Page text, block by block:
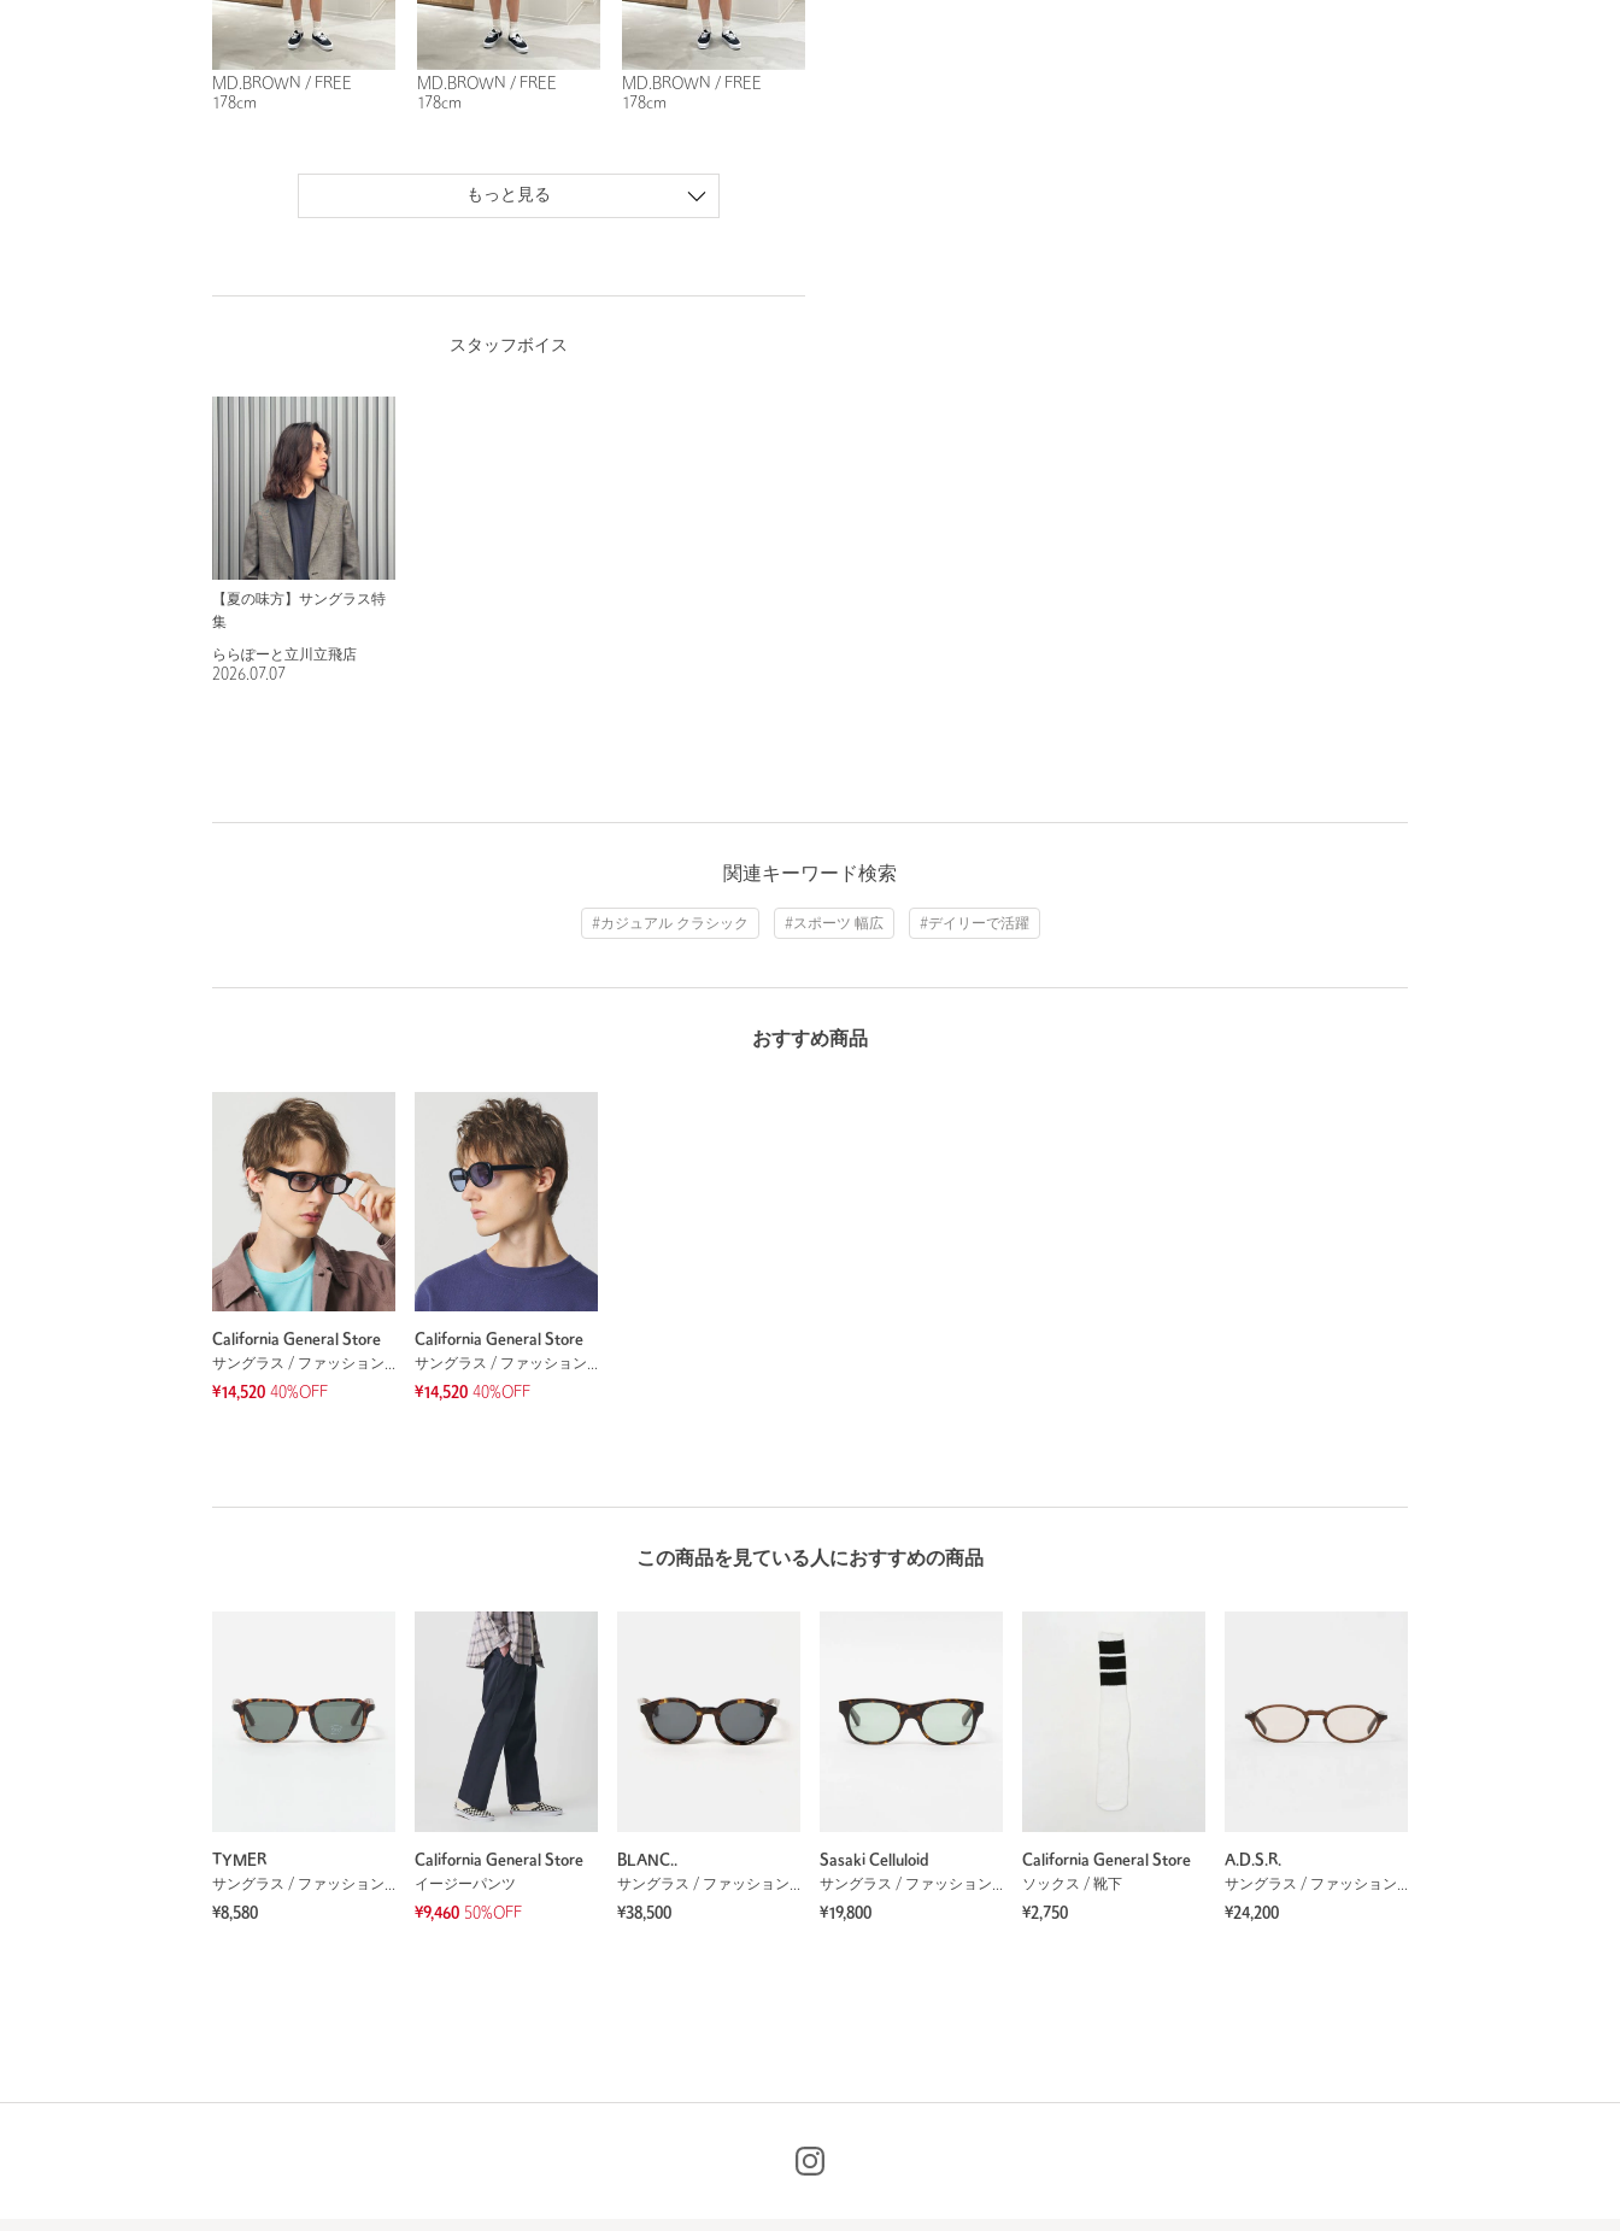
MD.BROWN / FREE
178cm
MD.BROWN / FREE
178cm
MD.BROWN / FREE
178cm
もっと見る
スタッフボイス
【夏の味方】サングラス特
集
ららぽーと立川立飛店
2026.07.07
関連キーワード検索
#カジュアル クラシック #スポーツ 幅広 #デイリーで活躍
おすすめ商品
California General Store
サングラス / ファッショングラス
¥14,520 40%OFF
California General Store
サングラス / ファッショングラス
¥14,520 40%OFF
この商品を見ている人におすすめの商品
TYMER
サングラス / ファッショングラス
¥8,580
California General Store
イージーパンツ
¥9,460 50%OFF
BLANC..
サングラス / ファッショングラス
¥38,500
Sasaki Celluloid
サングラス / ファッショングラス
¥19,800
California General Store
ソックス / 靴下
¥2,750
A.D.S.R.
サングラス / ファッショングラス
¥24,200